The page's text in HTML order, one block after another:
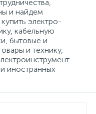
и найдем
электро-
кабельную
бытовые и
и технику,
иностранных
для